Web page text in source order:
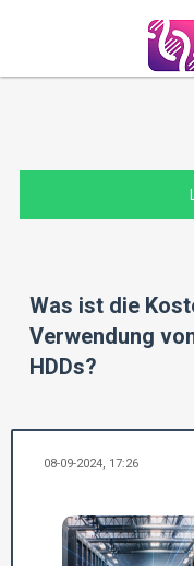
Was ist die
Verwendung
HDDs?
08-09-2024, 17:26